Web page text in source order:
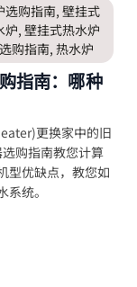
选购指南, 壁挂式
炉, 壁挂式热水炉
购指南, 热水炉
指南：哪种
更换家中的旧
购指南教您计算
型优缺点，教您如
统。